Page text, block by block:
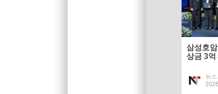
삼성호
상금 3
뉴